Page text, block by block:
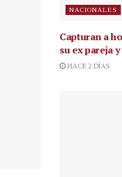
NACIONALES
Capturan a
su ex pareja
HACE 2 DÍAS